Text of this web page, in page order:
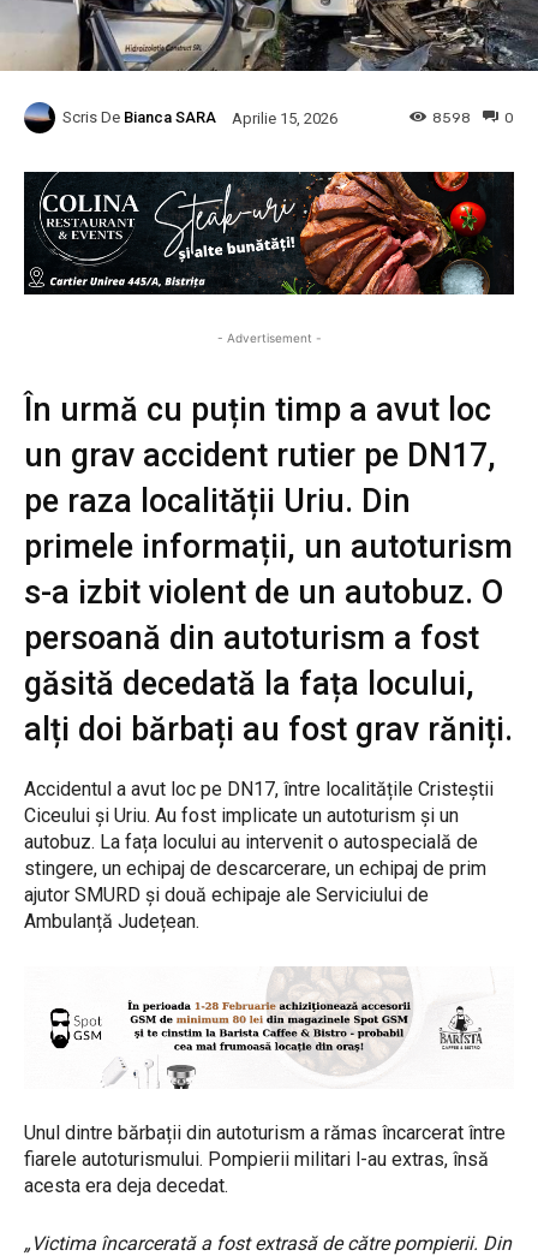
Scris De Bianca SARA Aprilie 15, 2026 0
8598
- Advertisement -
În urmă cu puțin timp a avut loc
un grav accident rutier pe DN17,
pe raza localității Uriu. Din
primele informații, un autoturism
s-a izbit violent de un autobuz. O
persoană din autoturism a fost
găsită decedată la fața locului,
alți doi bărbați au fost grav răniți.
Accidentul a avut loc pe DN17, între localitățile Cristeștii
Ciceului și Uriu. Au fost implicate un autoturism și un
autobuz. La fața locului au intervenit o autospecială de
stingere, un echipaj de descarcerare, un echipaj de prim
ajutor SMURD și două echipaje ale Serviciului de
Ambulanță Județean.
Unul dintre bărbații din autoturism a rămas încarcerat între
fiarele autoturismului. Pompierii militari l-au extras, însă
acesta era deja decedat.
„Victima încarcerată a fost extrasă de către pompierii. Din